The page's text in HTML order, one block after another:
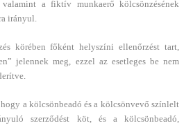
a fiktív munkaerő kölcsönzésének
irányul.
körében főként helyszíni ellenőrzést tart,
jelennek meg, ezzel az esetleges be nem
a kölcsönbeadó és a kölcsönvevő színlelt
szerződést köt, és a kölcsönbeadó,